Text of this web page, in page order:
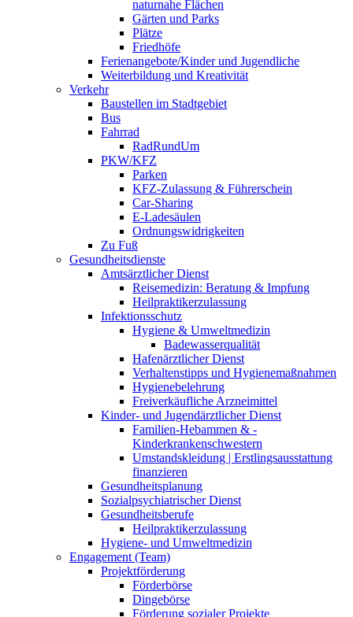
naturnahe Flächen
Gärten und Parks
Plätze
Friedhöfe
Ferienangebote/Kinder und Jugendliche
Weiterbildung und Kreativität
Verkehr
Baustellen im Stadtgebiet
Bus
Fahrrad
RadRundUm
PKW/KFZ
Parken
KFZ-Zulassung & Führerschein
Car-Sharing
E-Ladesäulen
Ordnungswidrigkeiten
Zu Fuß
Gesundheitsdienste
Amtsärztlicher Dienst
Reisemedizin: Beratung & Impfung
Heilpraktikerzulassung
Infektionsschutz
Hygiene & Umweltmedizin
Badewasserqualität
Hafenärztlicher Dienst
Verhaltenstipps und Hygienemaßnahmen
Hygienebelehrung
Freiverkäufliche Arzneimittel
Kinder- und Jugendärztlicher Dienst
Familien-Hebammen & -
Kinderkrankenschwestern
Umstandskleidung | Erstlingsausstattung
finanzieren
Gesundheitsplanung
Sozialpsychiatrischer Dienst
Gesundheitsberufe
Heilpraktikerzulassung
Hygiene- und Umweltmedizin
Engagement (Team)
Projektförderung
Förderbörse
Dingebörse
Förderung sozialer Projekte